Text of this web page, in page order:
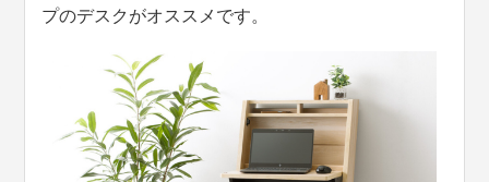
プのデスクがオススメです。